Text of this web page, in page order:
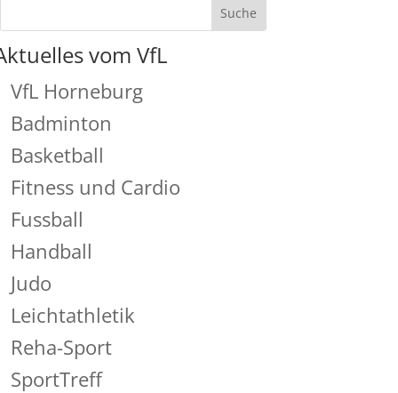
vom VfL
VfL Horneburg
Badminton
Basketball
Fitness und Cardio
Fussball
Handball
Judo
Leichtathletik
Reha-Sport
SportTreff